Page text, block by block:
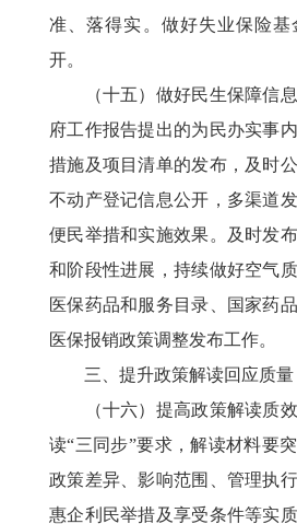
准、落得实。做好失业保险基
开。
（十五）做好民生保障信息
府工作报告提出的为民办实事
措施及项目清单的发布，及时
不动产登记信息公开，多渠道
便民举措和实施效果。及时发
和阶段性进展，持续做好空气
医保药品和服务目录、国家药
医保报销政策调整发布工作。
三、提升政策解读回应质量
（十六）提高政策解读质效
读“三同步”要求，解读材料要
政策差异、影响范围、管理执
惠企利民举措及享受条件等实